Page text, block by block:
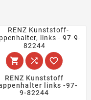
  
RENZ Kunststoff
links -97-
9-82244